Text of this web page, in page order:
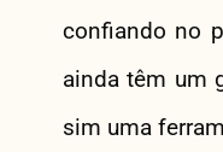
confiando no
ainda têm um
sim uma